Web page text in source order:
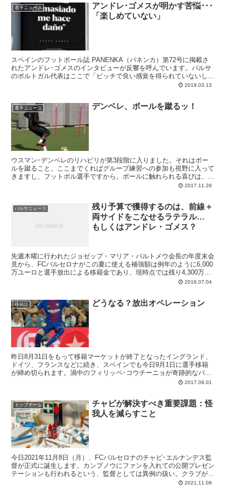
選手ニュース
アンドレ･ゴメスが明かす苦悩･･･
「楽しめていない」
スペインのフットボール誌 PANENKA（パネンカ）第72号に掲載さ
れたアンドレ･ゴメスのインタビューが反響を呼んでいます。バルサ
のポルトガル代表はここで「ピッチで良い感覚を得られていないし、
2018.03.13
選手ニュース デンベレ、ボールを蹴るッ！
ウスマン･デンベレのリハビリが第3段階に入りました。それはボー
ルを蹴ること。ここまでくればグループ練習への参加も視野に入って
きますし、フットボル選手ですから。ボールに触れられる喜びは、回
復への士気をブーストさせていることでしょう。デンベレ本人は「2
2017.11.28
バルサニュース
残り予算で獲得するのは、前線＋
両サイドをこなせるラテラル…
もしくはアンドレ・ゴメス？
先週木曜に行われたジョゼップ・マリア・バルトメウ会長の年度末会
見から、FCバルセロナがこの夏に使える補強額は例年のように6,000
万ユーロと選手放出による移籍金であり、現時点では残り4,300万ユ
ーロとなっていることが判明しました。セントラル補強はウムティテ
メスの名前が頻繁に登場しており、しばらくは引っ張られそうな雰囲
気です。
2016.07.04
移籍話 どうなる？放出オペレーション
昨日8月31日をもって移籍マーケットが終了となったイングランド、
ドイツ、フランスなどに続き、スペインでも今日9月1日に選手移籍
が締め切られます。渦中のフィリッペ･コウチーニョが奇跡的なバル
サ移籍となるのか、それはそれで気になるのですが、その可否にかか
2017.09.01
トップチーム
チャビが解決すべき重要課題：怪
我人を減らすこと
今日2021年11月8日（月）、FCバルセロナのチャビ･エルナンデス監
督が正式に誕生します。カンプノウにファンを入れての公開プレゼン
テーションも行われるという、監督としては異例の扱い。クラブがい
かに彼に期待してるか分かります。伝説的英雄がクラブの窮地を救う
2021.11.08